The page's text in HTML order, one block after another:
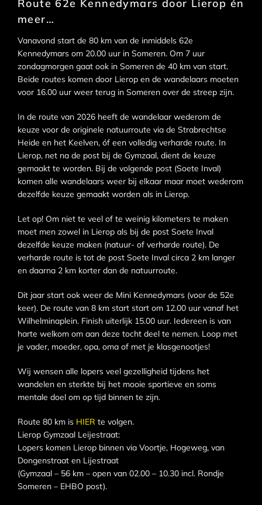
Route 62e Kennedymars door Lierop én
meer…
Vanavond start de 80 km van de inmiddels 62e
Kennedymars om 20.00 uur in Someren. Om 7 uur
zondagmorgen gaat ook in Someren de 40 km van start.
Beide routes komen door Lierop en de wandelaars moeten
voor 16.00 uur weer terug in Someren over de streep zijn.
In de route van 2026 heeft de wandelaar wederom de
keuze voor de originele natuurroute via de Strabrechtse
Heide en het Keelven, óf een volledig verharde route. In
Lierop, net na de post bij de Gymzaal, dient de keuze
gemaakt te worden. Bij de volgende post (Soete Inval)
komen alle wandelaars weer bij elkaar maar moet wederom
dezelfde keuze gemaakt worden als in Lierop.
Let op! Om niet te veel of te weinig kilometers te maken
moet men zowel in Lierop als bij de post Soete Inval
dezelfde keuze maken (natuur- of verharde route). De
verharde route is tot de post Soete Inval circa 2 km langer
en daarna 2 km korter dan de natuurroute.
Dit jaar start ook weer de Mini Kennedymars (voor de 52e
keer). De route van 8 km start start om 12.00 uur vanaf het
Wilhelminaplein. Finish uiterlijk 15.00 uur. Iedereen is van
harte welkom om aan deze tocht deel te nemen. Loop met
je vader, moeder, opa, oma of met je klasgenootjes!
Wij wensen alle lopers veel gezelligheid tijdens het
wandelen en sterkte bij het mooie sportieve en soms
mentale doel om op tijd binnen te zijn.
Route 80 km is HIER te volgen.
Lierop Gymzaal Leijestraat:
Lopers komen Lierop binnen via Voortje, Hogeweg, van
Dongenstraat en Lijestraat
(Gymzaal – 56 km – open van 02.00 – 10.30 incl. Rondje
Someren – EHBO post).